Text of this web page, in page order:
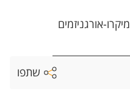
שתפו
אורגניזמים